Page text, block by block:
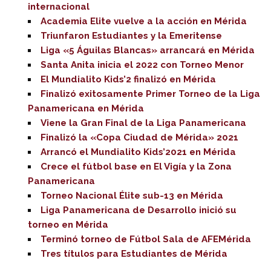
internacional
Academia Elite vuelve a la acción en Mérida
Triunfaron Estudiantes y la Emeritense
Liga «5 Águilas Blancas» arrancará en Mérida
Santa Anita inicia el 2022 con Torneo Menor
El Mundialito Kids’2 finalizó en Mérida
Finalizó exitosamente Primer Torneo de la Liga
Panamericana en Mérida
Viene la Gran Final de la Liga Panamericana
Finalizó la «Copa Ciudad de Mérida» 2021
Arrancó el Mundialito Kids’2021 en Mérida
Crece el fútbol base en El Vigía y la Zona
Panamericana
Torneo Nacional Élite sub-13 en Mérida
Liga Panamericana de Desarrollo inició su
torneo en Mérida
Terminó torneo de Fútbol Sala de AFEMérida
Tres títulos para Estudiantes de Mérida